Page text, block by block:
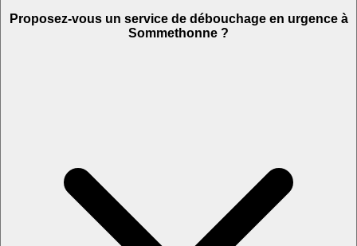
Proposez-vous un service de débouchage en urgence à
Sommethonne ?